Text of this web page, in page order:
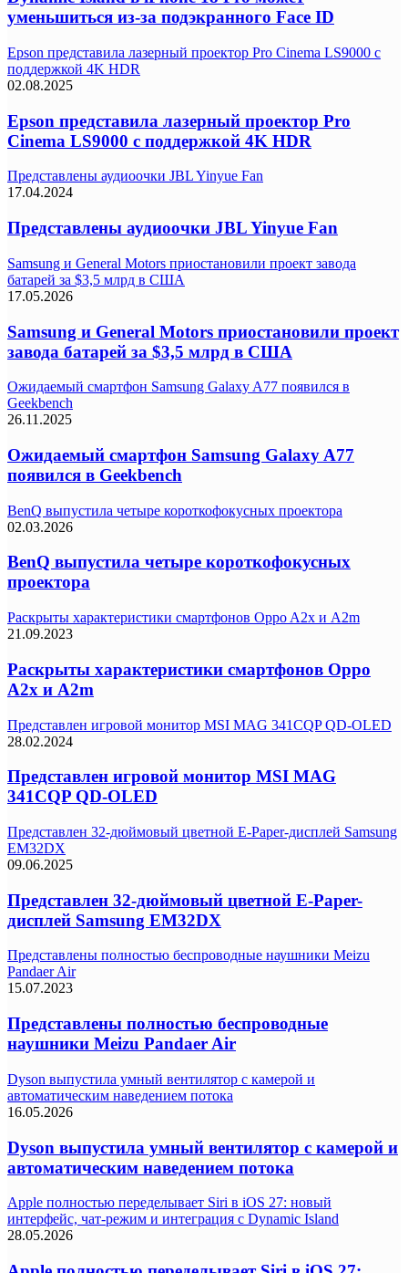
уменьшиться из-за подэкранного Face ID
Epson представила лазерный проектор Pro Cinema LS9000 с
поддержкой 4K HDR
02.08.2025
Epson представила лазерный проектор Pro
Cinema LS9000 с поддержкой 4K HDR
Представлены аудиоочки JBL Yinyue Fan
17.04.2024
Представлены аудиоочки JBL Yinyue Fan
Samsung и General Motors приостановили проект завода
батарей за $3,5 млрд в США
17.05.2026
Samsung и General Motors приостановили проект
завода батарей за $3,5 млрд в США
Ожидаемый смартфон Samsung Galaxy A77 появился в
Geekbench
26.11.2025
Ожидаемый смартфон Samsung Galaxy A77
появился в Geekbench
BenQ выпустила четыре короткофокусных проектора
02.03.2026
BenQ выпустила четыре короткофокусных
проектора
Раскрыты характеристики смартфонов Oppo A2x и A2m
21.09.2023
Раскрыты характеристики смартфонов Oppo
A2x и A2m
Представлен игровой монитор MSI MAG 341CQP QD-OLED
28.02.2024
Представлен игровой монитор MSI MAG
341CQP QD-OLED
Представлен 32-дюймовый цветной E-Paper-дисплей Samsung
EM32DX
09.06.2025
Представлен 32-дюймовый цветной E-Paper-
дисплей Samsung EM32DX
Представлены полностью беспроводные наушники Meizu
Pandaer Air
15.07.2023
Представлены полностью беспроводные
наушники Meizu Pandaer Air
Dyson выпустила умный вентилятор с камерой и
автоматическим наведением потока
16.05.2026
Dyson выпустила умный вентилятор с камерой и
автоматическим наведением потока
Apple полностью переделывает Siri в iOS 27: новый
интерфейс, чат-режим и интеграция с Dynamic Island
28.05.2026